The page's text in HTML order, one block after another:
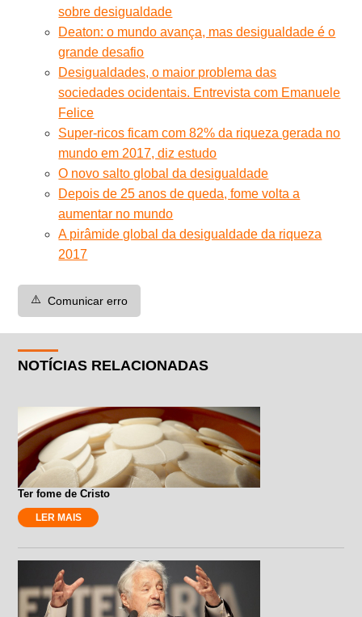
sobre desigualdade
Deaton: o mundo avança, mas desigualdade é o
grande desafio
Desigualdades, o maior problema das
sociedades ocidentais. Entrevista com Emanuele
Felice
Super-ricos ficam com 82% da riqueza gerada no
mundo em 2017, diz estudo
O novo salto global da desigualdade
Depois de 25 anos de queda, fome volta a
aumentar no mundo
A pirâmide global da desigualdade da riqueza
2017
⚠️ Comunicar erro
NOTÍCIAS RELACIONADAS
Ter fome de Cristo
LER MAIS